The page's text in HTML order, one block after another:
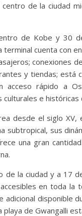
de la ciudad
de Kobe y 30
cuenta con
conexiones
y tiendas; está
acceso rápido a
e históricas
desde el siglo
subtropical, sus
una gran
la ciudad y a 17
en toda la
disponible
de Gwangalli